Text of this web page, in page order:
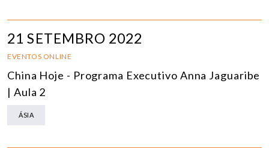
21 SETEMBRO 2022
EVENTOS ONLINE
China Hoje - Programa Executivo Anna Jaguaribe
| Aula 2
ÁSIA